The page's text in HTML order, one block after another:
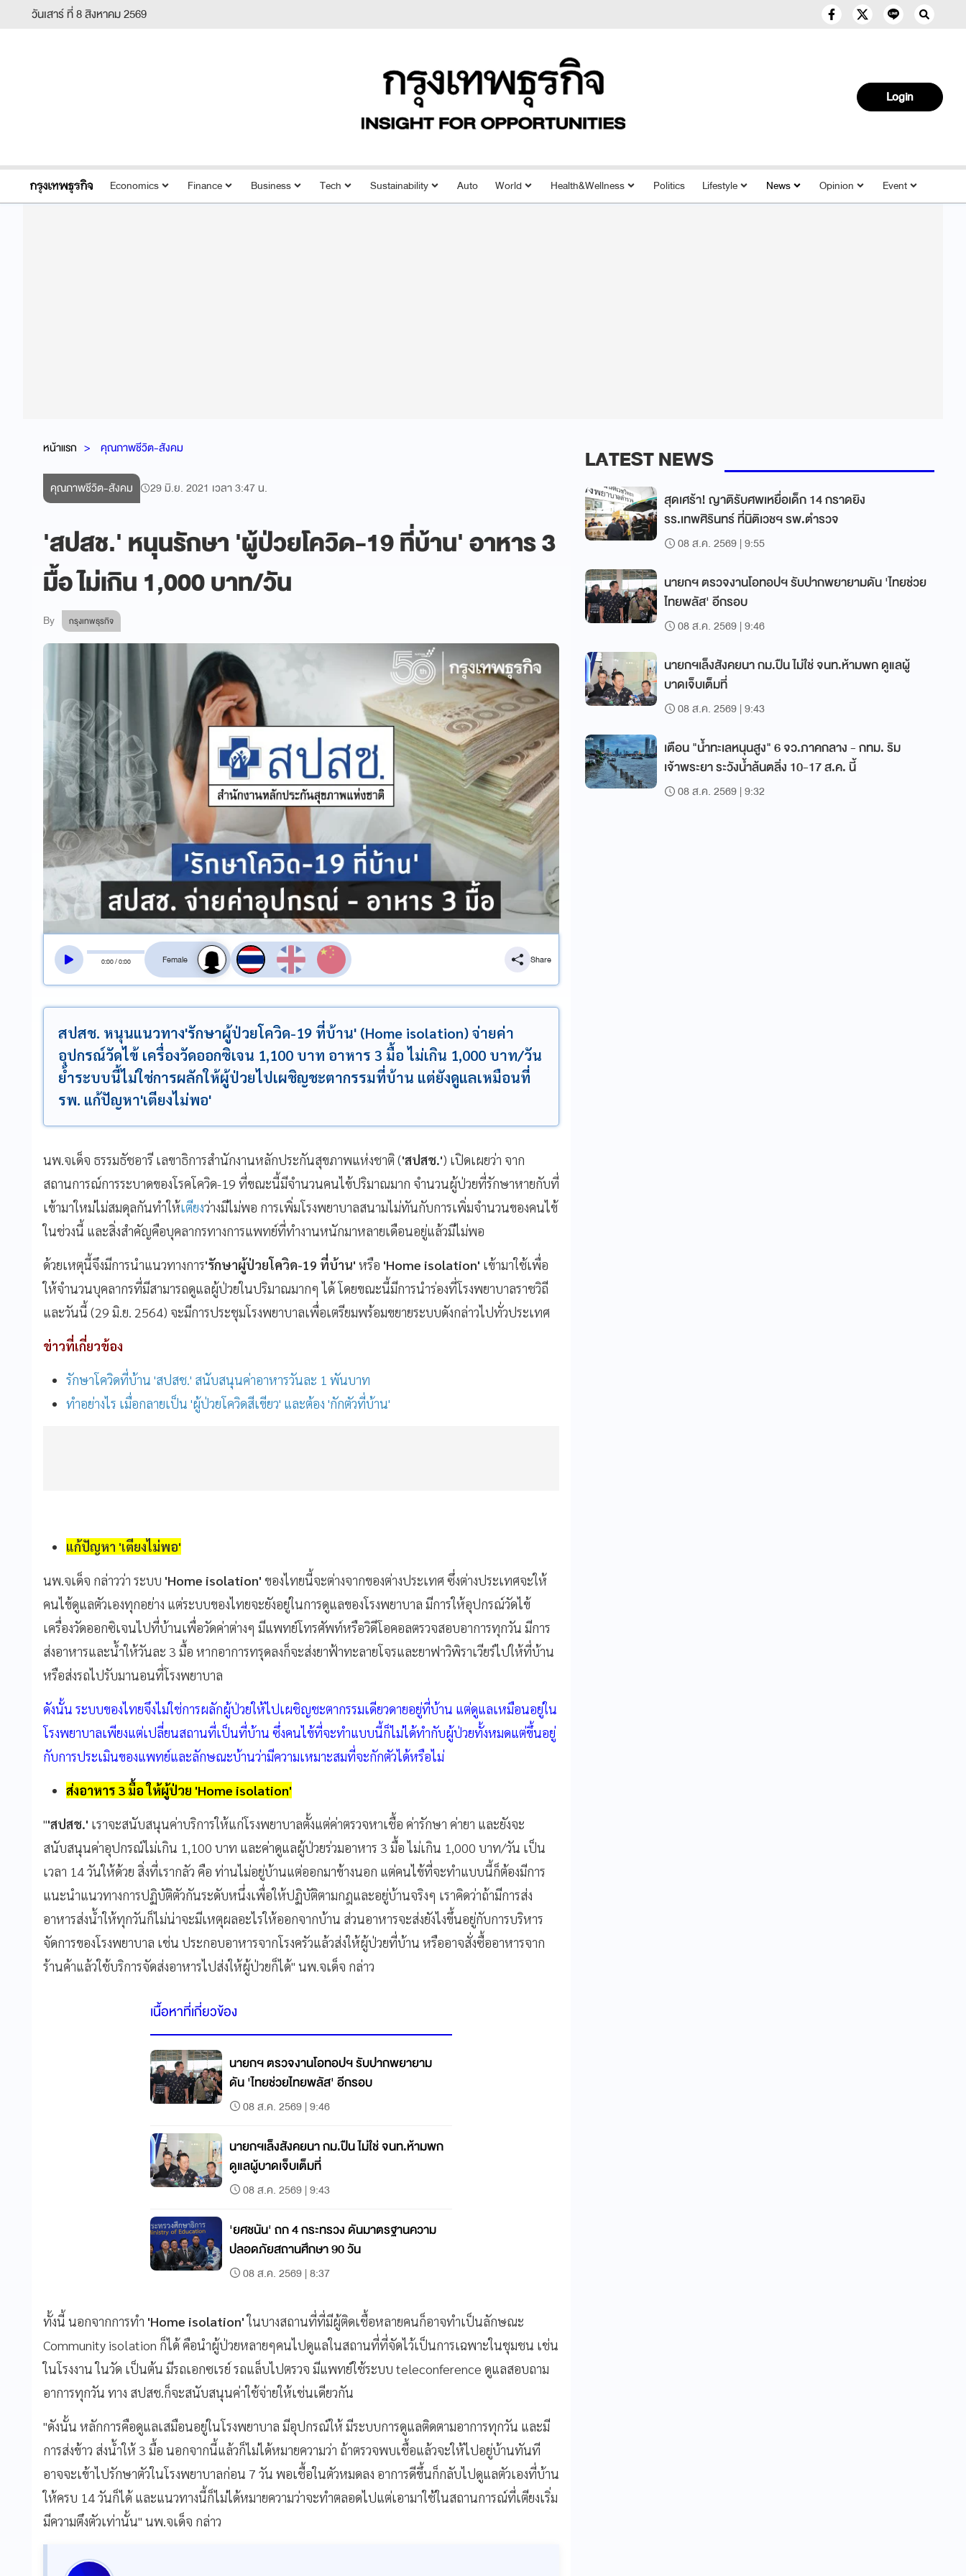
วันเสาร์ ที่ 8 สิงหาคม 2569
Login
Economics Finance Business Tech Sustainability Auto World Health&Wellness Politics Lifestyle News Opinion Event
หน้าแรก คุณภาพชีวิต-สังคม
คุณภาพชีวิต-สังคม 29 มิ.ย. 2021 เวลา 3:47 น.
'สปสช.' หนุนรักษา 'ผู้ป่วยโควิด-19 ที่บ้าน' อาหาร 3
มื้อ ไม่เกิน 1,000 บาท/วัน
By กรุงเทพธุรกิจ
0:00/0:00
สลับเสียงอ่าน
Share
สปสช. หนุนแนวทาง'รักษาผู้ป่วยโควิด-19 ที่บ้าน' (Home isolation) จ่ายค่า
อุปกรณ์วัดไข้ เครื่องวัดออกซิเจน 1,100 บาท อาหาร 3 มื้อ ไม่เกิน 1,000 บาท/วัน
ย้ำระบบนี้ไม่ใช่การผลักให้ผู้ป่วยไปเผชิญชะตากรรมที่บ้าน แต่ยังดูแลเหมือนที่
รพ. แก้ปัญหา'เตียงไม่พอ'
นพ.จเด็จ ธรรมธัชอารี เลขาธิการสำนักงานหลักประกันสุขภาพแห่งชาติ ('สปสช.') เปิดเผยว่า จาก
สถานการณ์การระบาดของโรคโควิด-19 ที่ขณะนี้มีจำนวนคนไข้ปริมาณมาก จำนวนผู้ป่วยที่รักษาหายกับที่
เข้ามาใหม่ไม่สมดุลกันทำให้เตียงว่างมีไม่พอ การเพิ่มโรงพยาบาลสนามไม่ทันกับการเพิ่มจำนวนของคนไข้
ในช่วงนี้ และสิ่งสำคัญคือบุคลากรทางการแพทย์ที่ทำงานหนักมาหลายเดือนอยู่แล้วมีไม่พอ
ด้วยเหตุนี้จึงมีการนำแนวทางการ'รักษาผู้ป่วยโควิด-19 ที่บ้าน' หรือ 'Home isolation' เข้ามาใช้เพื่อ
ให้จำนวนบุคลากรที่มีสามารถดูแลผู้ป่วยในปริมาณมากๆ ได้ โดยขณะนี้มีการนำร่องที่โรงพยาบาลราชวิถี
และวันนี้ (29 มิ.ย. 2564) จะมีการประชุมโรงพยาบาลเพื่อเตรียมพร้อมขยายระบบดังกล่าวไปทั่วประเทศ
ข่าวที่เกี่ยวข้อง
รักษาโควิดที่บ้าน 'สปสช.' สนับสนุนค่าอาหารวันละ 1 พันบาท
ทำอย่างไร เมื่อกลายเป็น 'ผู้ป่วยโควิดสีเขียว' และต้อง 'กักตัวที่บ้าน'
แก้ปัญหา 'เตียงไม่พอ'
นพ.จเด็จ กล่าวว่า ระบบ 'Home isolation' ของไทยนี้จะต่างจากของต่างประเทศ ซึ่งต่างประเทศจะให้
คนไข้ดูแลตัวเองทุกอย่าง แต่ระบบของไทยจะยังอยู่ในการดูแลของโรงพยาบาล มีการให้อุปกรณ์วัดไข้
เครื่องวัดออกซิเจนไปที่บ้านเพื่อวัดค่าต่างๆ มีแพทย์โทรศัพท์หรือวิดีโอคอลตรวจสอบอาการทุกวัน มีการ
ส่งอาหารและน้ำให้วันละ 3 มื้อ หากอาการทรุดลงก็จะส่งยาฟ้าทะลายโจรและยาฟาวิพิราเวียร์ไปให้ที่บ้าน
หรือส่งรถไปรับมานอนที่โรงพยาบาล
ดังนั้น ระบบของไทยจึงไม่ใช่การผลักผู้ป่วยให้ไปเผชิญชะตากรรมเดียวดายอยู่ที่บ้าน แต่ดูแลเหมือนอยู่ใน
โรงพยาบาลเพียงแต่เปลี่ยนสถานที่เป็นที่บ้าน ซึ่งคนไข้ที่จะทำแบบนี้ก็ไม่ได้ทำกับผู้ป่วยทั้งหมดแต่ขึ้นอยู่
กับการประเมินของแพทย์และลักษณะบ้านว่ามีความเหมาะสมที่จะกักตัวได้หรือไม่
ส่งอาหาร 3 มื้อ ให้ผู้ป่วย 'Home isolation'
"'สปสช.' เราจะสนับสนุนค่าบริการให้แก่โรงพยาบาลตั้งแต่ค่าตรวจหาเชื้อ ค่ารักษา ค่ายา และยังจะ
สนับสนุนค่าอุปกรณ์ไม่เกิน 1,100 บาท และค่าดูแลผู้ป่วยร่วมอาหาร 3 มื้อ ไม่เกิน 1,000 บาท/วัน เป็น
เวลา 14 วันให้ด้วย สิ่งที่เรากลัว คือ ท่านไม่อยู่บ้านแต่ออกมาข้างนอก แต่คนไข้ที่จะทำแบบนี้ก็ต้องมีการ
แนะนำแนวทางการปฏิบัติตัวกันระดับหนึ่งเพื่อให้ปฏิบัติตามกฎและอยู่บ้านจริงๆ เราคิดว่าถ้ามีการส่ง
อาหารส่งน้ำให้ทุกวันก็ไม่น่าจะมีเหตุผลอะไรให้ออกจากบ้าน ส่วนอาหารจะส่งยังไงขึ้นอยู่กับการบริหาร
จัดการของโรงพยาบาล เช่น ประกอบอาหารจากโรงครัวแล้วส่งให้ผู้ป่วยที่บ้าน หรืออาจสั่งซื้ออาหารจาก
ร้านค้าแล้วใช้บริการจัดส่งอาหารไปส่งให้ผู้ป่วยก็ได้" นพ.จเด็จ กล่าว
เนื้อหาที่เกี่ยวข้อง
นายกฯ ตรวจงานโอทอปฯ รับปากพยายาม
ดัน 'ไทยช่วยไทยพลัส' อีกรอบ
08 ส.ค. 2569 | 9:46
นายกฯเล็งสังคยนา กม.ปืน ไม่ใช่ จนท.ห้ามพก
ดูแลผู้บาดเจ็บเต็มที่
08 ส.ค. 2569 | 9:43
'ยศชนัน' ถก 4 กระทรวง ดันมาตรฐานความ
ปลอดภัยสถานศึกษา 90 วัน
08 ส.ค. 2569 | 8:37
ทั้งนี้ นอกจากการทำ 'Home isolation'ในบางสถานที่ที่มีผู้ติดเชื้อหลายคนก็อาจทำเป็นลักษณะ
Community isolation ก็ได้ คือนำผู้ป่วยหลายๆคนไปดูแลในสถานที่ที่จัดไว้เป็นการเฉพาะในชุมชน เช่น
ในโรงงาน ในวัด เป็นต้น มีรถเอกซเรย์ รถแล็บไปตรวจ มีแพทย์ใช้ระบบ teleconference ดูแลสอบถาม
อาการทุกวัน ทาง สปสช.ก็จะสนับสนุนค่าใช้จ่ายให้เช่นเดียวกัน
"ดังนั้น หลักการคือดูแลเสมือนอยู่ในโรงพยาบาล มีอุปกรณ์ให้ มีระบบการดูแลติดตามอาการทุกวัน และมี
การส่งข้าว ส่งน้ำให้ 3 มื้อ นอกจากนี้แล้วก็ไม่ได้หมายความว่า ถ้าตรวจพบเชื้อแล้วจะให้ไปอยู่บ้านทันที
อาจจะเข้าไปรักษาตัวในโรงพยาบาลก่อน 7 วัน พอเชื้อในตัวหมดลง อาการดีขึ้นก็กลับไปดูแลตัวเองที่บ้าน
ให้ครบ 14 วันก็ได้ และแนวทางนี้ก็ไม่ได้หมายความว่าจะทำตลอดไปแต่เอามาใช้ในสถานการณ์ที่เตียงเริ่ม
มีความตึงตัวเท่านั้น" นพ.จเด็จ กล่าว
LATEST NEWS
สุดเศร้า! ญาติรับศพเหยื่อเด็ก 14 กราดยิง
รร.เทพศิรินทร์ ที่นิติเวชฯ รพ.ตำรวจ
08 ส.ค. 2569 | 9:55
นายกฯ ตรวจงานโอทอปฯ รับปากพยายามดัน 'ไทยช่วย
ไทยพลัส' อีกรอบ
08 ส.ค. 2569 | 9:46
นายกฯเล็งสังคยนา กม.ปืน ไม่ใช่ จนท.ห้ามพก ดูแลผู้
บาดเจ็บเต็มที่
08 ส.ค. 2569 | 9:43
เตือน "น้ำทะเลหนุนสูง" 6 จว.ภาคกลาง - กทม. ริม
เจ้าพระยา ระวังน้ำล้นตลิ่ง 10-17 ส.ค. นี้
08 ส.ค. 2569 | 9:32